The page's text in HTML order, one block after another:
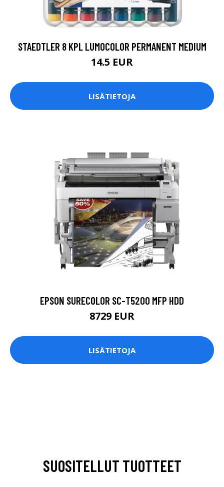
STAEDTLER 8 KPL LUMOCOLOR PERMANENT MEDIUM
14.5 EUR
LISÄTIETOJA
EPSON SURECOLOR SC-T5200 MFP HDD
8729 EUR
LISÄTIETOJA
SUOSITELLUT TUOTTEET